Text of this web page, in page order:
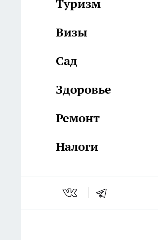
Туризм
Визы
Сад
Здоровье
Ремонт
Налоги